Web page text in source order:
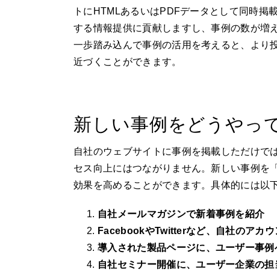
トにHTMLあるいはPDFデータとして同時掲
する情報提供に貢献しますし、事例の数が増
一歩踏み込んで事例の活用を考えると、より
近づくことができます。
新しい事例をどうやっ
自社のウェブサイトに事例を掲載しただけで
セス向上にはつながりません。新しい事例を
効果を高めることができます。具体的には以
自社メールマガジンで新着事例を紹介
FacebookやTwitterなど、自社のアカ
導入された製品ページに、ユーザー事
自社セミナー開催に、ユーザー企業の